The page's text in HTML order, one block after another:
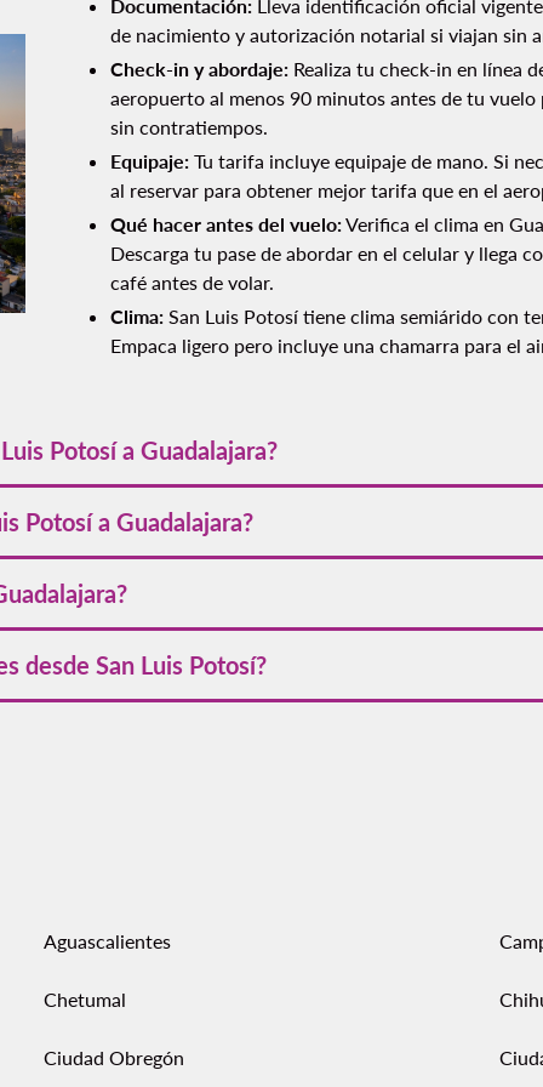
Documentación: Lleva identificación oficial
de nacimiento y autorización notarial si viajan sin
Check-in y abordaje: Realiza tu check-in en línea
aeropuerto al menos 90 minutos antes de tu
sin contratiempos.
Equipaje: Tu tarifa incluye equipaje de mano. Si
al reservar para obtener mejor tarifa que en el
Qué hacer antes del vuelo:Verifica el clima en
Descarga tu pase de abordar en el celular y llega
café antes de volar.
Clima: San Luis Potosí tiene clima semiárido con
Empaca ligero pero incluye una chamarra para el
Potosí a Guadalajara?
Potosí a Guadalajara?
desde San Luis Potosí?
Unidos para quienes buscan conexiones internacionales
Aguascalientes
Chetumal
Ciudad Obregón